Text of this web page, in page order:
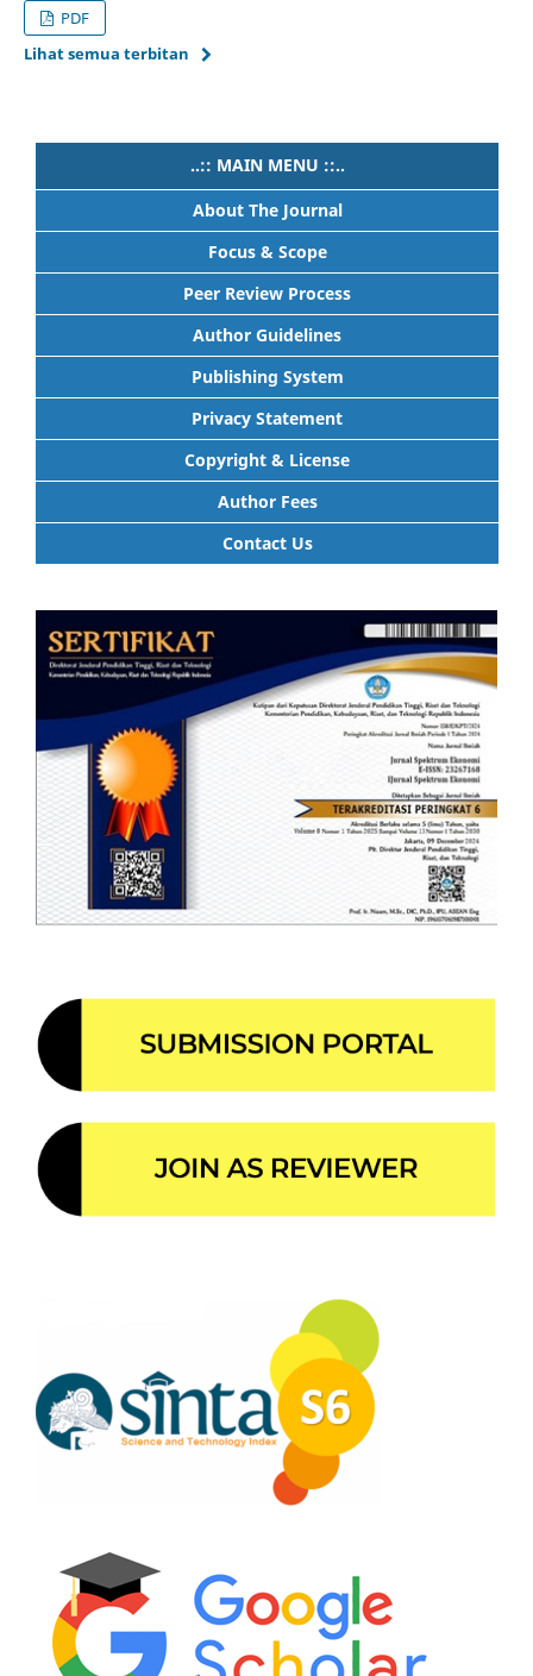
PDF
Lihat semua terbitan
..:: MAIN MENU ::..
About The Journal
Focus & Scope
Peer Review Process
Author Guidelines
Publishing System
Privacy Statement
Copyright & License
Author Fees
Contact Us